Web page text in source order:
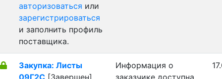
авторизоваться или
зарегистрироваться
и заполнить профиль
поставщика.
Закупка: Листы
09Г2С [Завершен]
Информация о
заказчике доступна